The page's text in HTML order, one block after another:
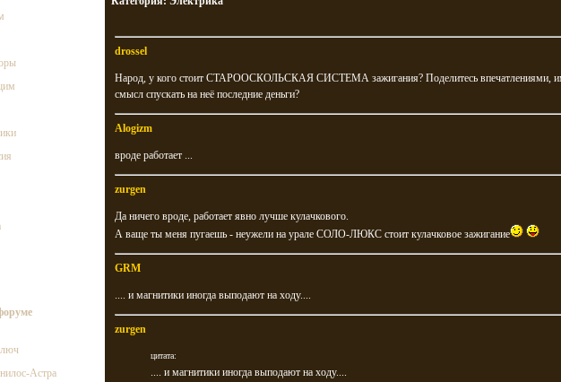
Астра
drossel
Народ, у кого стоит СТАРООСКОЛЬСКАЯ СИСТЕМА зажигания? Поделитесь впечатлениями,
смысл спускать на неё последние деньги?
Alogizm
вроде работает ...
zurgen
Да ничего вроде, работает явно лучше кулачкового.
А ваще ты меня пугаешь - неужели на урале СОЛО-ЛЮКС стоит кулачковое зажигание
GRM
.... и магнитики иногда выподают на ходу....
zurgen
цитата:
.... и магнитики иногда выподают на ходу....